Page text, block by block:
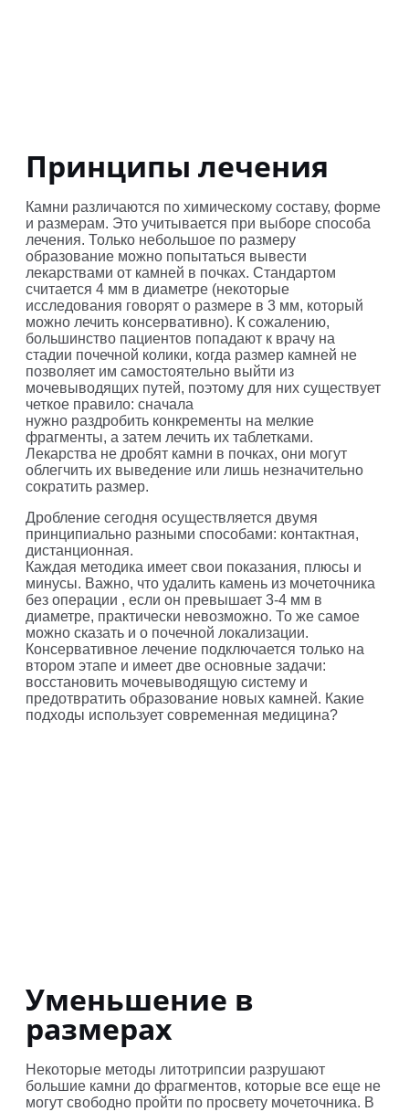
Принципы лечения
Камни различаются по химическому составу, форме
и размерам. Это учитывается при выборе способа
лечения. Только небольшое по размеру
образование можно попытаться вывести
лекарствами от камней в почках. Стандартом
считается 4 мм в диаметре (некоторые
исследования говорят о размере в 3 мм, который
можно лечить консервативно). К сожалению,
большинство пациентов попадают к врачу на
стадии почечной колики, когда размер камней не
позволяет им самостоятельно выйти из
мочевыводящих путей, поэтому для них существует
четкое правило: сначала
нужно раздробить конкременты на мелкие
фрагменты, а затем лечить их таблетками.
Лекарства не дробят камни в почках, они могут
облегчить их выведение или лишь незначительно
сократить размер.
Дробление сегодня осуществляется двумя
принципиально разными способами: контактная,
дистанционная.
Каждая методика имеет свои показания, плюсы и
минусы. Важно, что удалить камень из мочеточника
без операции , если он превышает 3-4 мм в
диаметре, практически невозможно. То же самое
можно сказать и о почечной локализации.
Консервативное лечение подключается только на
втором этапе и имеет две основные задачи:
восстановить мочевыводящую систему и
предотвратить образование новых камней. Какие
подходы использует современная медицина?
Уменьшение в
размерах
Некоторые методы литотрипсии разрушают
большие камни до фрагментов, которые все еще не
могут свободно пройти по просвету мочеточника. В